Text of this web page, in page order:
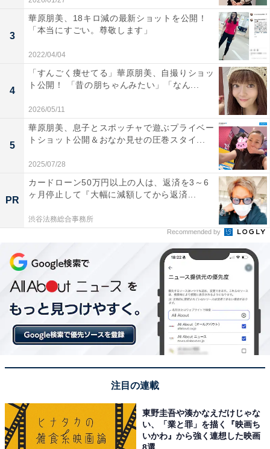
3
華原朋美、18キロ減の最新ショットを公開！
「本当にすごい。尊敬します」
2022/04/04
4
「すんごく痩せてる」華原朋美、自撮りショッ
ト公開！ 「昔の朋ちゃんみたい」「なん...
2026/05/11
5
華原朋美、息子とスポッチャで遊ぶプライベー
トショット公開＆おなか見せの圧巻スタイ...
2025/07/28
PR
カードローン50万円以上の人は、返済を3～6
ヶ月停止して『大幅に減額してから返済...
渋谷法務総合事務所
Recommended by
注目の連載
東野圭吾や湊かなえだけじゃな
い、「業と罪」を描く『映画ち
いかわ』から強く連想した映画